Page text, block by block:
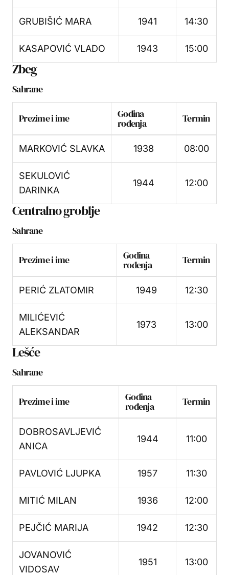
GRUBIŠIĆ MARA 1941 14:30
KASAPOVIĆ VLADO 1943 15:00
Zbeg
Sahrane
Prezime i ime Godina
rođenja Termin
MARKOVIĆ SLAVKA 1938 08:00
SEKULOVIĆ
DARINKA
1944 12:00
Centralno groblje
Sahrane
Prezime i ime Godina
rođenja Termin
PERIĆ ZLATOMIR 1949 12:30
MILIĆEVIĆ
ALEKSANDAR
1973 13:00
Lešće
Sahrane
Prezime i ime Godina
rođenja Termin
DOBROSAVLJEVIĆ
ANICA
1944 11:00
PAVLOVIĆ LJUPKA 1957 11:30
MITIĆ MILAN 1936 12:00
PEJČIĆ MARIJA 1942 12:30
JOVANOVIĆ
VIDOSAV
1951 13:00